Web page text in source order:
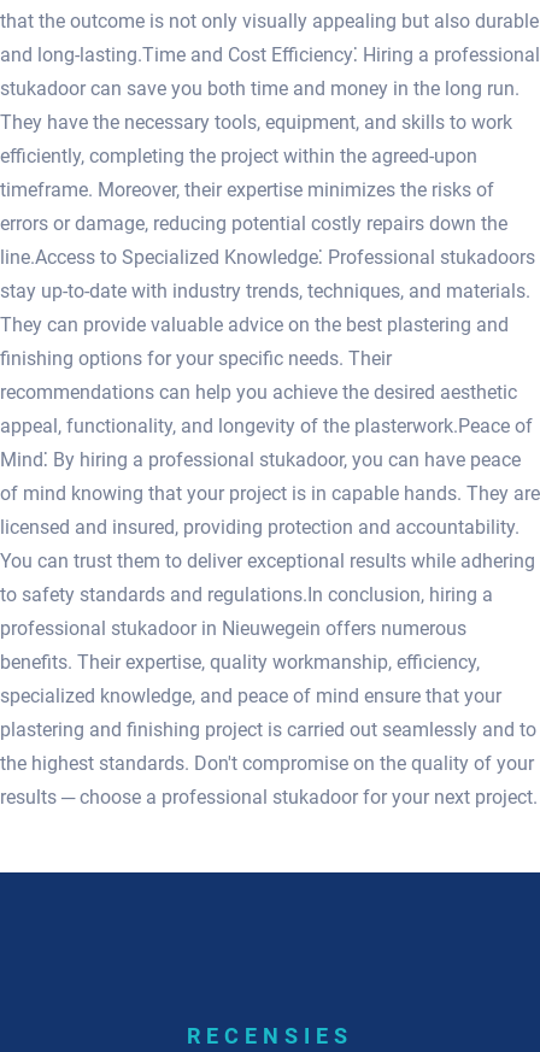
that the outcome is not only visually appealing but also durable
and long-lasting.​ Time and Cost Efficiency⁚ Hiring a professional
stukadoor can save you both time and money in the long run.​
They have the necessary tools, equipment, and skills to work
efficiently, completing the project within the agreed-upon
timeframe.​ Moreover, their expertise minimizes the risks of
errors or damage, reducing potential costly repairs down the
line.​ Access to Specialized Knowledge⁚ Professional stukadoors
stay up-to-date with industry trends, techniques, and materials.​
They can provide valuable advice on the best plastering and
finishing options for your specific needs.​ Their
recommendations can help you achieve the desired aesthetic
appeal, functionality, and longevity of the plasterwork.​ Peace of
Mind⁚ By hiring a professional stukadoor, you can have peace
of mind knowing that your project is in capable hands.​ They are
licensed and insured, providing protection and accountability.​
You can trust them to deliver exceptional results while adhering
to safety standards and regulations.​ In conclusion, hiring a
professional stukadoor in Nieuwegein offers numerous
benefits.​ Their expertise, quality workmanship, efficiency,
specialized knowledge, and peace of mind ensure that your
plastering and finishing project is carried out seamlessly and to
the highest standards.​ Don't compromise on the quality of your
results ─ choose a professional stukadoor for your next project.​
RECENSIES